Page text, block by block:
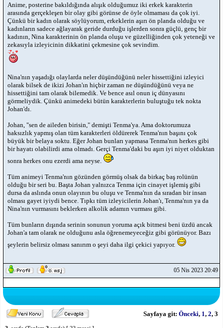
Anime, posterine bakıldığında alışık olduğumuz iki erkek karakterin
arasında gerçekleşen bir olay gibi görünse de öyle olmaması da çok iyi.
Çünkü bir kadın olarak söylüyorum, erkeklerin aşırı ön planda olduğu ve
kadınların sadece ağlayarak geride durduğu işlerden sonra güçlü, genç bir
kadının, Nina karakterinin ön planda oluşu ve güzelliğinden çok yeteneği ve
zekasıyla izleyicinin dikkatini çekmesine çok sevindim.
Nina'nın yaşadığı olaylarda neler düşündüğünü neler hissettiğini izleyici
olarak bilsek de ikizi Johan'ın hiçbir zaman ne düşündüğünü veya ne
hissettiğini tam olarak bilemedik. Ve bence asıl onun iç dünyasını
görmeliydik. Çünkü animedeki bütün karakterlerin buluştuğu tek nokta
Johan'dı.
Johan, "sen de aileden birisin," demişti Tenma'ya. Ama doktorumuza
haksızlık yapmış olan tüm karakterleri öldürerek Tenma'nın başını çok
büyük bir belaya soktu. Eğer Johan bunları yapmasa Tenma'nın herkes gibi
bir hayatı olabilirdi ama olmadı. Gerçi Tenma'daki bu aşırı iyi niyet olduktan
sonra herkes onu ezerdi ama neyse.
Tüm animeyi Tenma'nın gözünden görmüş olsak da birkaç baş rolünün
olduğu bir seri bu. Başta Johan yalnızca Tenma için cinayet işlemiş gibi
dursa da aslında onun olayının bu oluşu ve Tenma'nın da sıradan bir insan
olması gayet iyiydi bence. Tıpkı tüm izleyicilerin Johan'ı, Tenma'nın ya da
Nina'nın vurmasını beklerken alkolik adamın vurması gibi.
Tüm bunların dışında serinin sonunun yoruma açık bitmesi beni üzdü ancak
Johan'a tam olarak ne olduğunu asla öğrenemeyeceğiz gibi görünüyor. Bazı
şeylerin belirsiz olması sanırım o şeyi daha ilgi çekici yapıyor.
05 Nis 2023 20:49
Sayfaya git: Önceki, 1, 2, 3